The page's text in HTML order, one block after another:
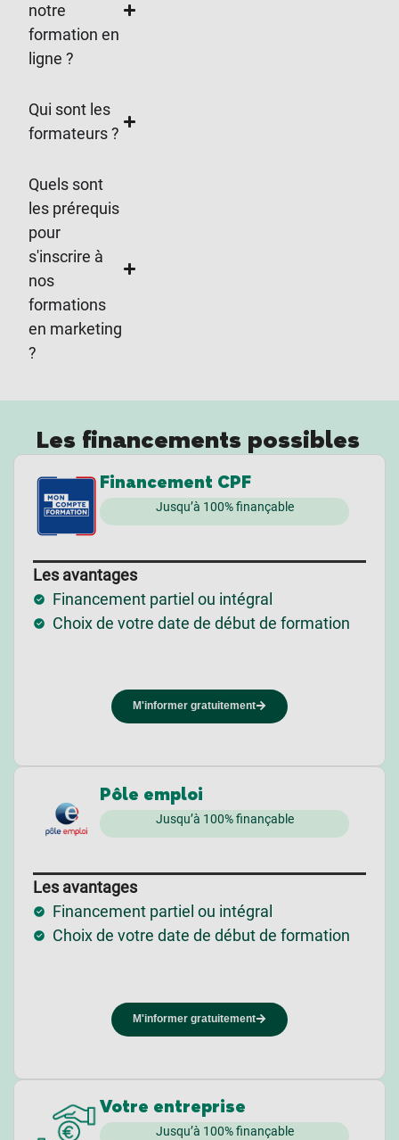
notre
formation en
ligne ?
Qui sont les
formateurs ?
Quels sont
les prérequis
pour
s'inscrire à
nos
formations
en marketing
?
Les financements possibles
Financement CPF
Jusqu’à 100% finançable
Les avantages
Financement partiel ou intégral
Choix de votre date de début de formation
M'informer gratuitement
Pôle emploi
Jusqu’à 100% finançable
Les avantages
Financement partiel ou intégral
Choix de votre date de début de formation
M'informer gratuitement
Votre entreprise
Jusqu’à 100% finançable